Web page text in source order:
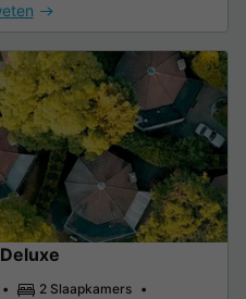
2 Slaapkamers